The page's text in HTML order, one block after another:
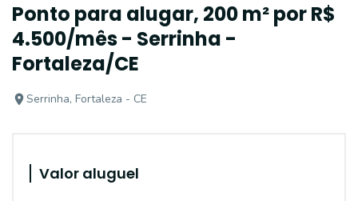
Ponto para alugar, 200 m² por R$
4.500/mês - Serrinha -
Fortaleza/CE
Serrinha, Fortaleza - CE
Valor aluguel